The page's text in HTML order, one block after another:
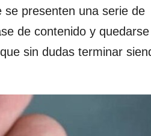
se presenten una serie de
de contenido y
sin dudas terminar